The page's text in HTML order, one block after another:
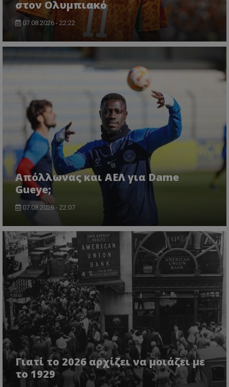
στον Ολυμπιακό
07.08.2026 - 22:22
Απόλλωνας και ΑΕΛ για Dame
Gueye;
07.08.2026 - 22:07
Γιατί το 2026 αρχίζει να μοιάζει με
το 1929